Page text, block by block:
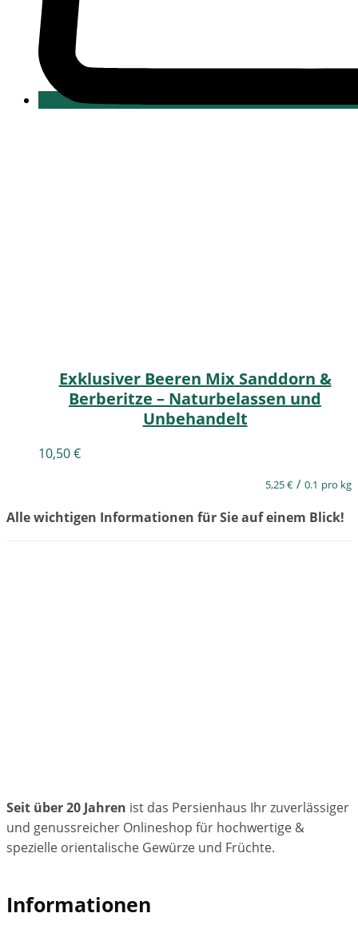
Exklusiver Beeren Mix Sanddorn &
Berberitze – Naturbelassen und
Unbehandelt
10,50€
5,25€ / 0.1 pro kg
Alle wichtigen Informationen für Sie auf einem Blick!
Seit über 20 Jahren ist das Persienhaus Ihr zuverlässiger
und genussreicher Onlineshop für hochwertige &
spezielle orientalische Gewürze und Früchte.
Informationen